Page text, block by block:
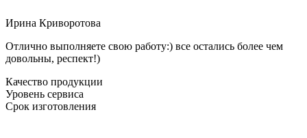
Ирина Криворотова
Отлично выполняете свою работу:) все остались более чем
довольны, респект!)
Качество продукции
Уровень сервиса
Срок изготовления